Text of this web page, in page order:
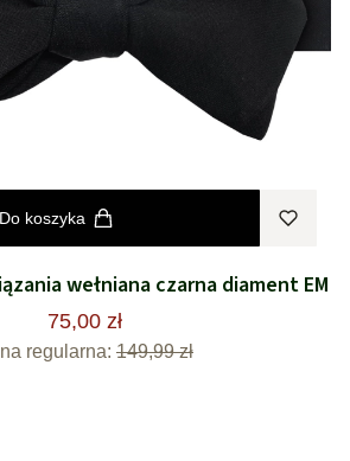
Do koszyka
wełniana czarna diament EM
75,00 zł
regularna: 149,99 zł